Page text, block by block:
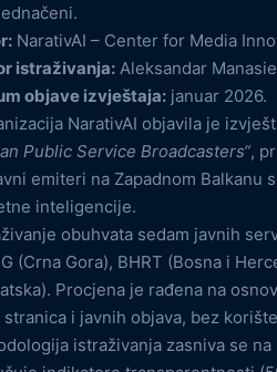
NarativAI – Center for Media
istraživanja: Aleksandar
objave izvještaja: januar 2026.
NarativAI objavila je
Public Service Broadcasters“,
emiteri na Zapadnom Balkanu
inteligencije.
obuhvata sedam javnih
(Crna Gora), BHRT (Bosna i
Procjena je rađena na
stranica i javnih objava, bez
istraživanja zasniva se